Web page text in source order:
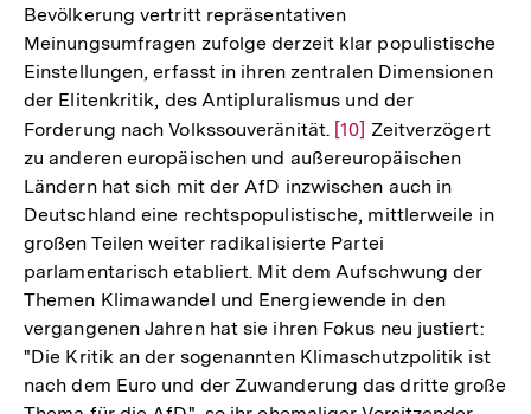
Bevölkerung vertritt repräsentativen
Meinungsumfragen zufolge derzeit klar populistische
Einstellungen, erfasst in ihren zentralen Dimensionen
der Elitenkritik, des Antipluralismus und der
Forderung nach Volkssouveränität. Zur
Auflösung
der
Fußnote
[10] Zeitverzögert
zu anderen europäischen und außereuropäischen
Ländern hat sich mit der AfD inzwischen auch in
Deutschland eine rechtspopulistische, mittlerweile in
großen Teilen weiter radikalisierte Partei
parlamentarisch etabliert. Mit dem Aufschwung der
Themen Klimawandel und Energiewende in den
vergangenen Jahren hat sie ihren Fokus neu justiert:
"Die Kritik an der sogenannten Klimaschutzpolitik ist
nach dem Euro und der Zuwanderung das dritte große